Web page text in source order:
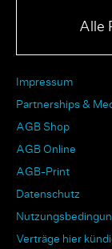
Alle
Impressum
Partnerships &
AGB Shop
AGB Online
AGB-Print
Datenschutz
Verträge hier